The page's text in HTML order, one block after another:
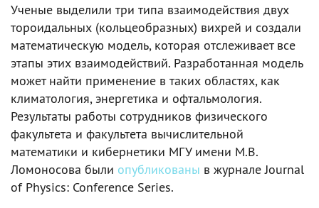
Ученые выделили три типа взаимодействия двух
тороидальных (кольцеобразных) вихрей и создали
математическую модель, которая отслеживает все
этапы этих взаимодействий. Разработанная модель
может найти применение в таких областях, как
климатология, энергетика и офтальмология.
Результаты работы сотрудников физического
факультета и факультета вычислительной
математики и кибернетики МГУ имени М.В.
Ломоносова были опубликованы в журнале Journal
of Physics: Conference Series.